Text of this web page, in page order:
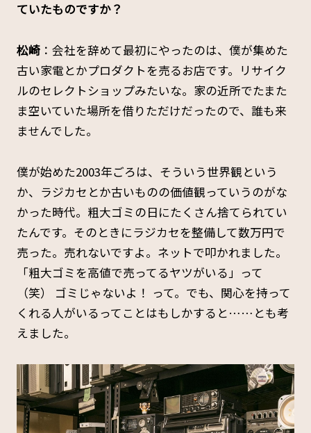
ていたものですか？
松崎：会社を辞めて最初にやったのは、僕が集めた
古い家電とかプロダクトを売るお店です。リサイク
ルのセレクトショップみたいな。家の近所でたまた
ま空いていた場所を借りただけだったので、誰も来
ませんでした。
僕が始めた2003年ごろは、そういう世界観という
か、ラジカセとか古いものの価値観っていうのがな
かった時代。粗大ゴミの日にたくさん捨てられてい
たんです。そのときにラジカセを整備して数万円で
売った。売れないですよ。ネットで叩かれました。
「粗大ゴミを高値で売ってるヤツがいる」って
（笑） ゴミじゃないよ！ って。でも、関心を持って
くれる人がいるってことはもしかすると……とも考
えました。